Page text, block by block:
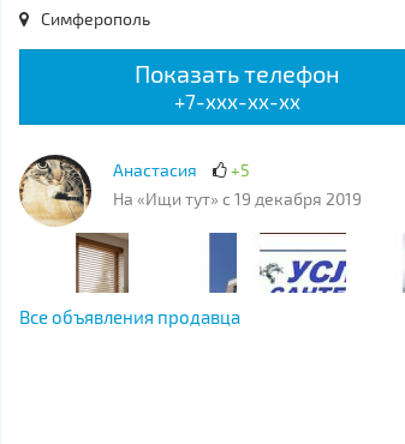
Симферополь
Показать телефон
+7-xxx-xx-xx
Анастасия
+5
На «Ищи тут» с 19 декабря 2019
Все объявления продавца